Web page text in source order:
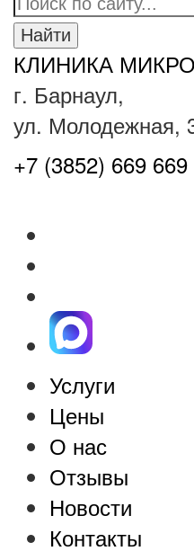
КЛИНИКА
г. Барнаул,
ул. Молодежная,
+7 (3852) 669 669
Услуги
Цены
О нас
Отзывы
Новости
Контакты